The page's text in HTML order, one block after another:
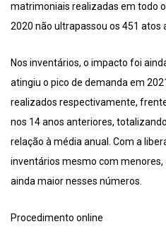
matrimoniais realizadas em todo
2020 não ultrapassou os 451 atos
Nos inventários, o impacto foi
atingiu o pico de demanda em
realizados respectivamente,
nos 14 anos anteriores,
relação à média anual. Com a
inventários mesmo com
ainda maior nesses números.
Procedimento online